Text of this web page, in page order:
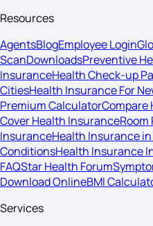
Resources
AgentsBlogEmployee Login
ScanDownloadsPreventive
InsuranceHealth Check-up
CitiesHealth Insurance For
Premium CalculatorCompare
Cover Health InsuranceRoom
InsuranceHealth Insurance in
ConditionsHealth Insurance
FAQStar Health Forum
Download OnlineBMI
Services